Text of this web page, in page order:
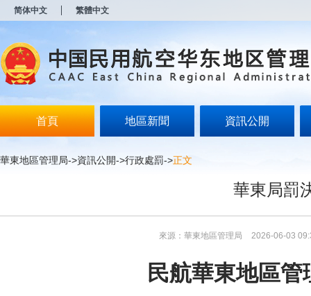
简体中文 繁體中文
首頁 地區新聞 資訊公開
華東地區管理局->資訊公開->行政處罰->正文
華東局罰
來源：華東地區管理局 2026-06-03
民航華東地區
开
无
障
说
明
按
Alt
键